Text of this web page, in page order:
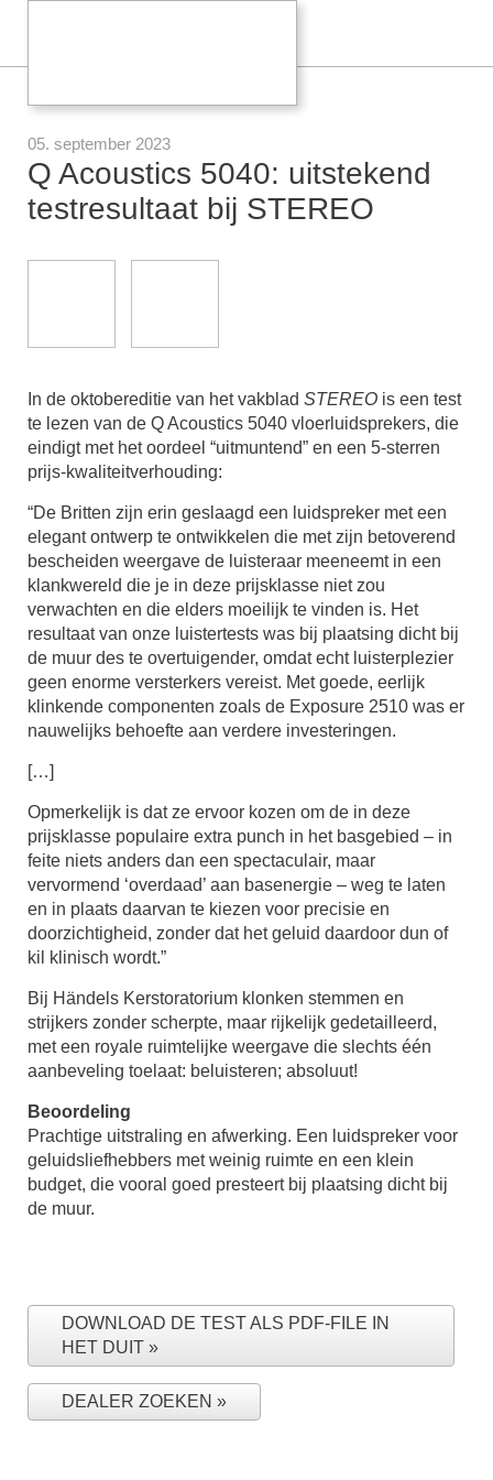
05. september 2023
Q Acoustics 5040: uitstekend
testresultaat bij STEREO
In de oktobereditie van het vakblad STEREO is een test
te lezen van de Q Acoustics 5040 vloerluidsprekers, die
eindigt met het oordeel “uitmuntend” en een 5-sterren
prijs-kwaliteitverhouding:
“De Britten zijn erin geslaagd een luidspreker met een
elegant ontwerp te ontwikkelen die met zijn betoverend
bescheiden weergave de luisteraar meeneemt in een
klankwereld die je in deze prijsklasse niet zou
verwachten en die elders moeilijk te vinden is. Het
resultaat van onze luistertests was bij plaatsing dicht bij
de muur des te overtuigender, omdat echt luisterplezier
geen enorme versterkers vereist. Met goede, eerlijk
klinkende componenten zoals de Exposure 2510 was er
nauwelijks behoefte aan verdere investeringen.
[…]
Opmerkelijk is dat ze ervoor kozen om de in deze
prijsklasse populaire extra punch in het basgebied – in
feite niets anders dan een spectaculair, maar
vervormend ‘overdaad’ aan basenergie – weg te laten
en in plaats daarvan te kiezen voor precisie en
doorzichtigheid, zonder dat het geluid daardoor dun of
kil klinisch wordt.”
Bij Händels Kerstoratorium klonken stemmen en
strijkers zonder scherpte, maar rijkelijk gedetailleerd,
met een royale ruimtelijke weergave die slechts één
aanbeveling toelaat: beluisteren; absoluut!
Beoordeling
Prachtige uitstraling en afwerking. Een luidspreker voor
geluidsliefhebbers met weinig ruimte en een klein
budget, die vooral goed presteert bij plaatsing dicht bij
de muur.
DOWNLOAD DE TEST ALS PDF-FILE IN
HET DUIT
DEALER ZOEKEN